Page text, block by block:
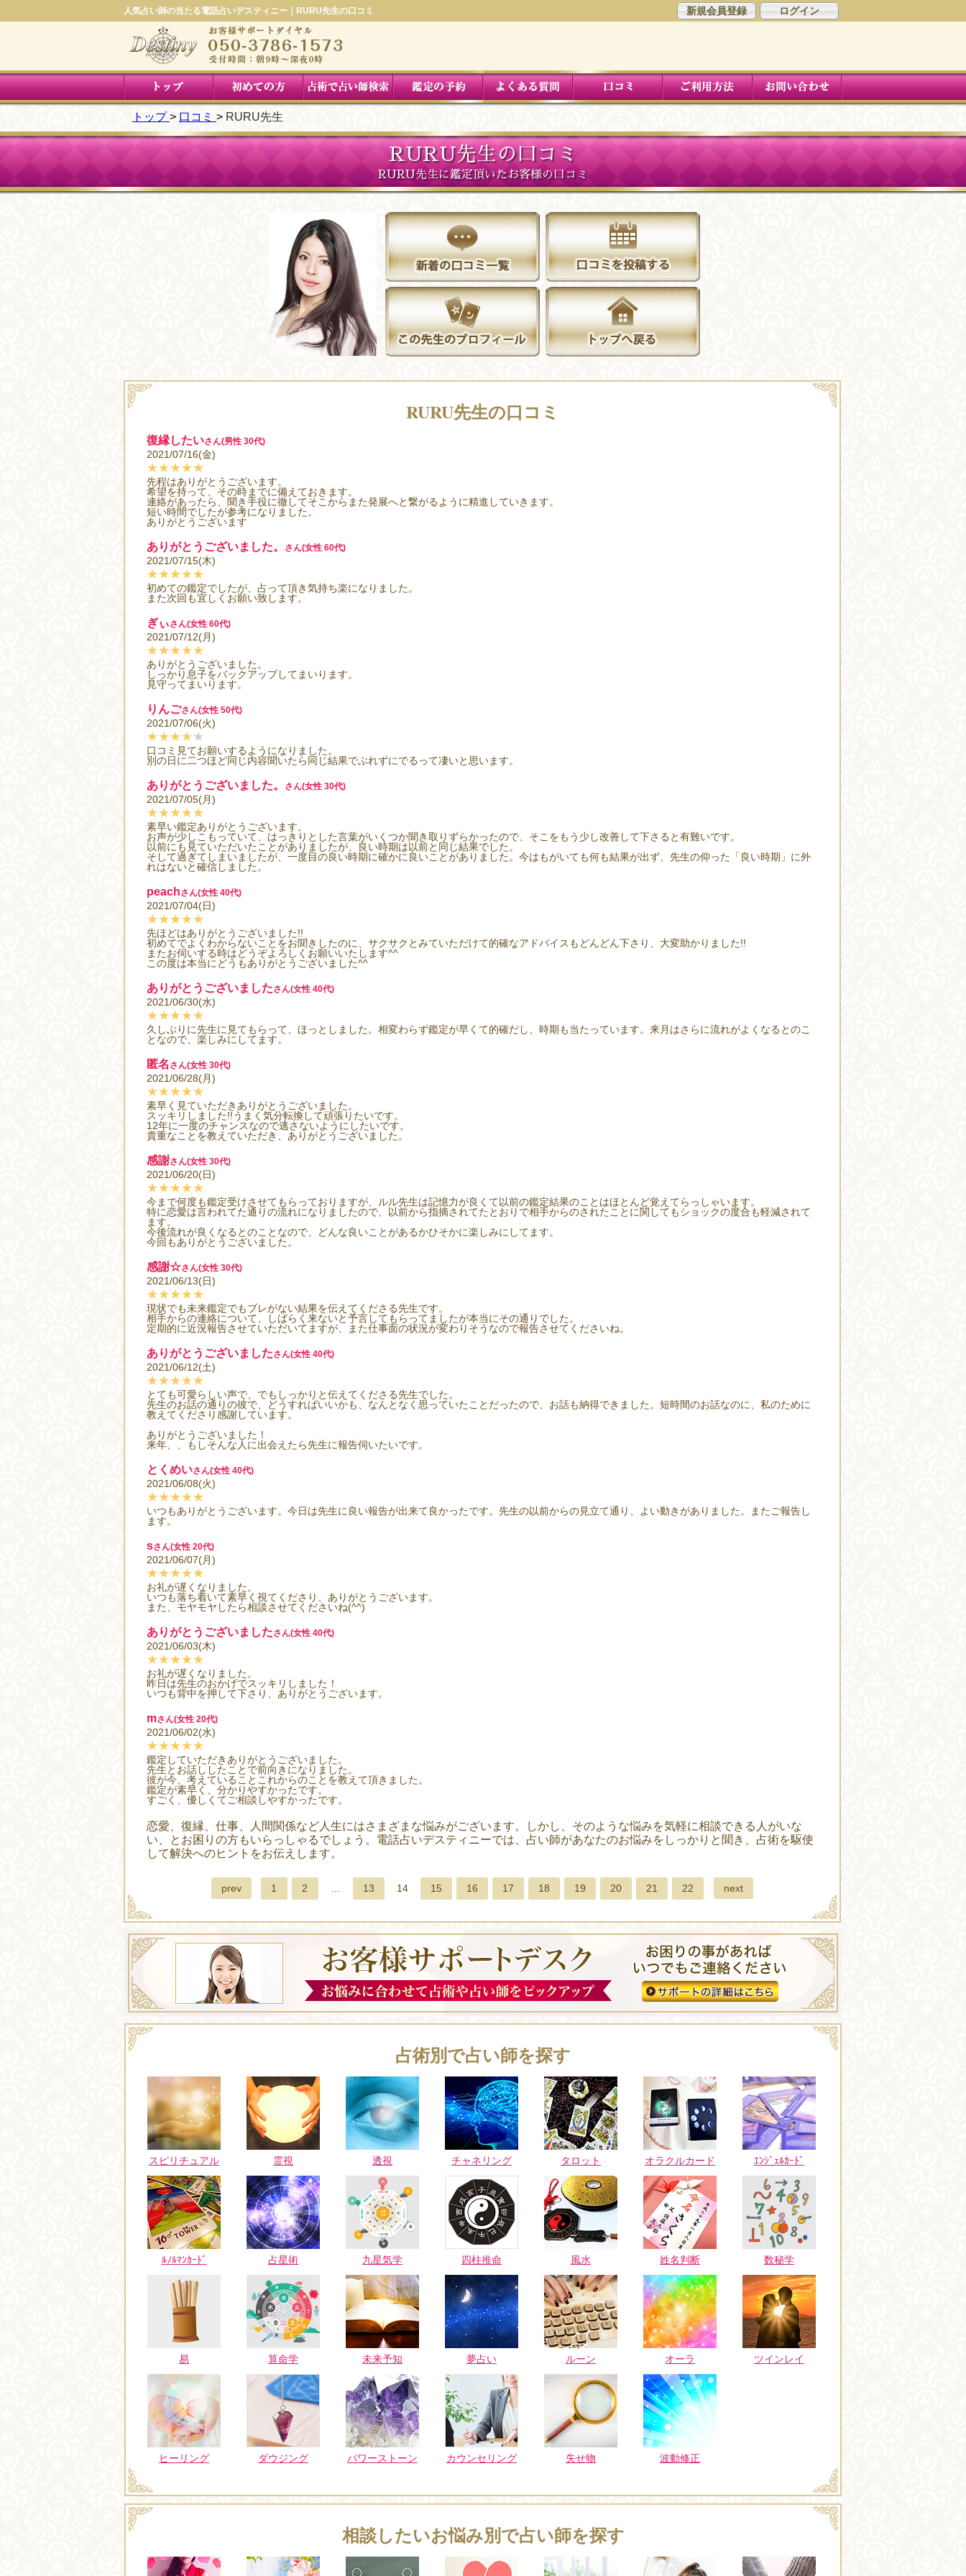
人気占い師の当たる電話占いデスティニー｜RURU先生の口コミ 新規会員登録 ログイン
トップ 口コミ RURU先生
RURU先生の口コミ
RURU先生に鑑定頂いたお客様の口コミ
RURU先生の口コミ
復縁したいさん(男性 30代)
2021/07/16(金)
★★★★★
先程はありがとうございます。
希望を持って、その時までに備えておきます。
連絡があったら、聞き手役に徹してそこからまた発展へと繋がるように精進していきます。
短い時間でしたが参考になりました。
ありがとうございます
ありがとうございました。 さん(女性 60代)
2021/07/15(木)
★★★★★
初めての鑑定でしたが、占って頂き気持ち楽になりました。
また次回も宜しくお願い致します。
ぎぃさん(女性 60代)
2021/07/12(月)
★★★★★
ありがとうございました。
しっかり息子をバックアップしてまいります。
見守ってまいります。
りんごさん(女性 50代)
2021/07/06(火)
★★★★★
口コミ見てお願いするようになりました。
別の日に二つほど同じ内容聞いたら同じ結果でぶれずにでるって凄いと思います。
ありがとうございました。 さん(女性 30代)
2021/07/05(月)
★★★★★
素早い鑑定ありがとうございます。
お声が少しこもっていて、はっきりとした言葉がいくつか聞き取りずらかったので、そこをもう少し改善して下さると有難いです。
以前にも見ていただいたことがありましたが、良い時期は以前と同じ結果でした。
そして過ぎてしまいましたが、一度目の良い時期に確かに良いことがありました。今はもがいても何も結果が出ず、先生の仰った「良い時期」に外
れはないと確信しました。
peachさん(女性 40代)
2021/07/04(日)
★★★★★
先ほどはありがとうございました!!
初めてでよくわからないことをお聞きしたのに、サクサクとみていただけて的確なアドバイスもどんどん下さり、大変助かりました!!
またお伺いする時はどうぞよろしくお願いいたします^^
この度は本当にどうもありがとうございました^^
ありがとうございましたさん(女性 40代)
2021/06/30(水)
★★★★★
久しぶりに先生に見てもらって、ほっとしました。相変わらず鑑定が早くて的確だし、時期も当たっています。来月はさらに流れがよくなるとのこ
となので、楽しみにしてます。
匿名 さん(女性 30代)
2021/06/28(月)
★★★★★
素早く見ていただきありがとうございました。
スッキリしました!!うまく気分転換して頑張りたいです。
12年に一度のチャンスなので逃さないようにしたいです。
貴重なことを教えていただき、ありがとうございました。
感謝さん(女性 30代)
2021/06/20(日)
★★★★★
今まで何度も鑑定受けさせてもらっておりますが、ルル先生は記憶力が良くて以前の鑑定結果のことはほとんど覚えてらっしゃいます。
特に恋愛は言われてた通りの流れになりましたので、以前から指摘されてたとおりで相手からのされたことに関してもショックの度合も軽減されて
ます。
今後流れが良くなるとのことなので、どんな良いことがあるかひそかに楽しみにしてます。
今回もありがとうございました。
感謝☆さん(女性 30代)
2021/06/13(日)
★★★★★
現状でも未来鑑定でもブレがない結果を伝えてくださる先生です。
相手からの連絡について、しばらく来ないと予言してもらってましたが本当にその通りでした。
定期的に近況報告させていただいてますが、また仕事面の状況が変わりそうなので報告させてくださいね。
ありがとうございましたさん(女性 40代)
2021/06/12(土)
★★★★★
とても可愛らしい声で、でもしっかりと伝えてくださる先生でした。
先生のお話の通りの彼で、どうすればいいかも、なんとなく思っていたことだったので、お話も納得できました。短時間のお話なのに、私のために
教えてくださり感謝しています。
ありがとうございました！
来年、、もしそんな人に出会えたら先生に報告伺いたいです。
とくめいさん(女性 40代)
2021/06/08(火)
★★★★★
いつもありがとうございます。今日は先生に良い報告が出来て良かったです。先生の以前からの見立て通り、よい動きがありました。またご報告し
ます。
sさん(女性 20代)
2021/06/07(月)
★★★★★
お礼が遅くなりました。
いつも落ち着いて素早く視てくださり、ありがとうございます。
また、モヤモヤしたら相談させてくださいね(^^)
ありがとうございましたさん(女性 40代)
2021/06/03(木)
★★★★★
お礼が遅くなりました。
昨日は先生のおかげでスッキリしました！
いつも背中を押して下さり、ありがとうございます。
mさん(女性 20代)
2021/06/02(水)
★★★★★
鑑定していただきありがとうございました。
先生とお話ししたことで前向きになりました。
彼が今、考えていることこれからのことを教えて頂きました。
鑑定が素早く、分かりやすかったです。
すごく、優しくてご相談しやすかったです。
恋愛、復縁、仕事、人間関係など人生にはさまざまな悩みがございます。しかし、そのような悩みを気軽に相談できる人がいな
い、とお困りの方もいらっしゃるでしょう。電話占いデスティニーでは、占い師があなたのお悩みをしっかりと聞き、占術を駆使
して解決へのヒントをお伝えします。
prev 1 2 … 13 14 15 16 17 18 19 20 21 22 next
占術別で占い師を探す
スピリチュアル 霊視 透視 チャネリング タロット オラクルカード ｴﾝｼﾞｪﾙｶｰﾄﾞ
ﾙﾉﾙﾏﾝｶｰﾄﾞ 占星術 九星気学 四柱推命 風水 姓名判断 数秘学
易 算命学 未来予知 夢占い ルーン オーラ ツインレイ
ヒーリング ダウジング パワーストーン カウンセリング 失せ物 波動修正
相談したいお悩み別で占い師を探す